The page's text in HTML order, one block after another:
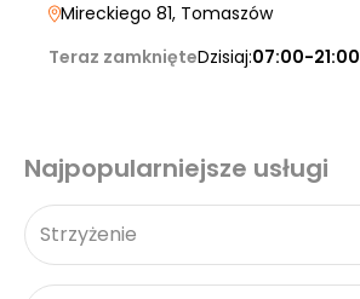
Mireckiego 81, Tomaszów
Teraz zamknięteDzisiaj:07:00-21:00
Najpopularniejsze usługi
Strzyżenie